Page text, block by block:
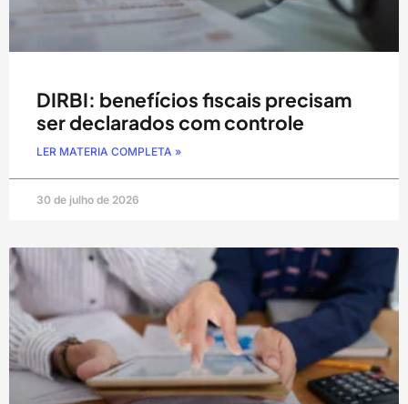
DIRBI: benefícios fiscais precisam
ser declarados com controle
LER MATERIA COMPLETA »
30 de julho de 2026